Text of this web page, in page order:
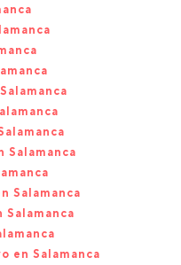
Salamanca
Salamanca
en Salamanca